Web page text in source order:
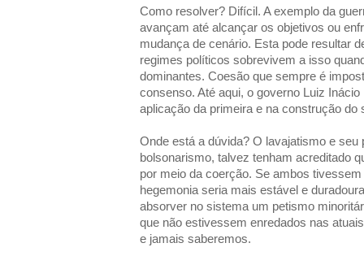
Como resolver? Difícil. A exemplo da
avançam até alcançar os objetivos ou
mudança de cenário. Esta pode resultar
regimes políticos sobrevivem a isso
dominantes. Coesão que sempre é
consenso. Até aqui, o governo Luiz
aplicação da primeira e na construção do
Onde está a dúvida? O lavajatismo e seu
bolsonarismo, talvez tenham acreditado
por meio da coerção. Se ambos
hegemonia seria mais estável e
absorver no sistema um petismo
que não estivessem enredados nas
e jamais saberemos.